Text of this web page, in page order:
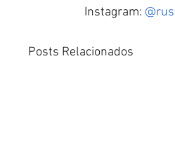
Instagram:
Posts Relacionados